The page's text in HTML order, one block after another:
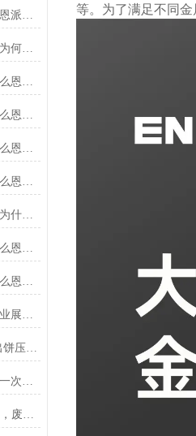
铝屑屑饼机生产厂家推荐：为何恩派特成为金属回收行业的“隐形优选”？
钢渣压饼机生产厂家深度推荐：为何恩派特成为高净值产线的优选
铜渣压饼机生产厂家推荐：为什么恩派特成为众多企业的信赖？
铁渣压饼机生产厂家推荐：为什么恩派特成为众多企业的优选？
铝渣压饼机生产厂家推荐：为什么恩派特是值得信赖的选择？
钢屑压饼机生产厂家推荐：为什么恩派特是您值得信赖的选择？
铜屑压饼机生产厂家深度推荐：为什么恩派特成为市场的“压饼专家”？
铁屑压饼机生产厂家推荐：为什么恩派特成为工业固废处理的优选品牌？
铝屑压饼机生产厂家推荐：为什么恩派特成为众多企业的优选？
恩派特总经理钱兵亮相上海铝工业展：为铝回收行业贡献“恩派特方案”
效率革命，价值跃升!恩派特双出饼压饼机全新升级，重塑金属回收
上海铝工业展圆满收官｜感谢每一次相遇，我们明年再见！
客户实测：1250吨+800吨两条线，废料回收从成本中心变利润来源
等。为了满足不同